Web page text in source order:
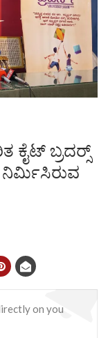
ಕೈಟ್ ಬ್ರದರ‍್ಸ್
ನಿರ್ಮಿಸಿರುವ
on you